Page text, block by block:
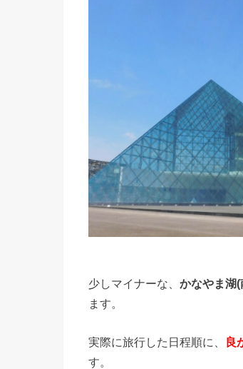
少しマイナーな、 かなやま湖
ます。
実際に旅行した日程順に、 良
す。